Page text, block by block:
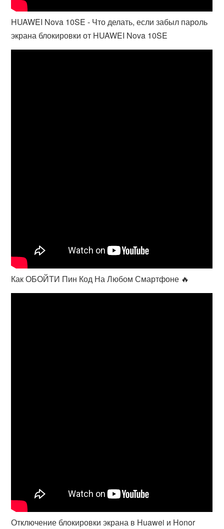
HUAWEI Nova 10SE - Что делать, если забыл пароль
экрана блокировки от HUAWEI Nova 10SE
Как ОБОЙТИ Пин Код На Любом Смартфоне 🔥
Отключение блокировки экрана в Huawei и Honor